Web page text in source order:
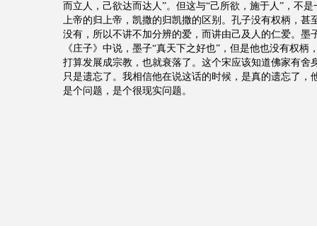
而立人，己欲达而达人”。但这与“己所欲，施于人”，不
上帝的归上帝，凯撒的归凯撒的区别。孔子没有权柄，甚
没有，所以不讲不加分辨的爱，而讲由己及人的仁爱。墨
《庄子》中说，墨子“真天下之好也”，但是他也没有权柄
打算发展成宗教，也就衰落了。这个宋应该知道佛家有舍
只是遗忘了。我相信他在说这话的时候，是真的遗忘了，
是个问题，是个很现实问题。